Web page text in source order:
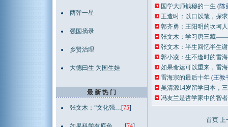
两弹一星
强国摘录
乡贤治理
大德曰生 为国生娃
最 新 热 门
张文木：“文化强…[75]
国学大师钱穆的一生 (陈
王造时：以口以笔，探
郭齐勇：王阳明的坎坷
张文木：学习唐三藏
张文木：半生回忆半生谢
郭小凌：生不逢时的雷
如果命运可以重来，雷
雷海宗的最后十年 (王敦
吴清源14岁留学日本，
冯友兰是哲学家中的智
首页 上